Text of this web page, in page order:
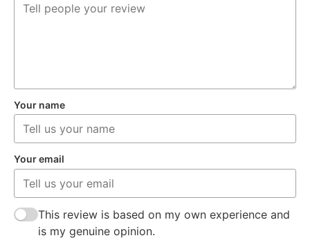
Your name
Your email
This review is based on my own experience and
is my genuine opinion.